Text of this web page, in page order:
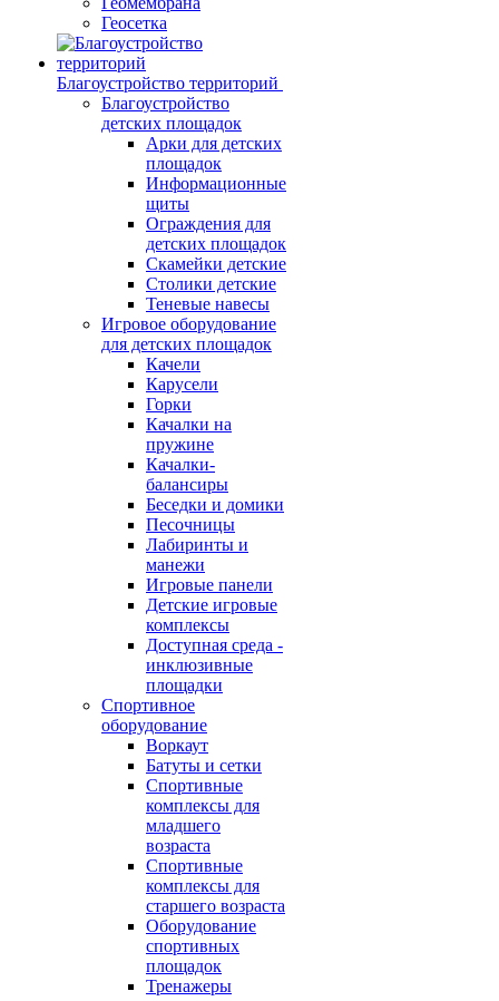
Геосетка
Благоустройство территорий
Благоустройство
детских площадок
Арки для детских
площадок
Информационные
щиты
Ограждения для
детских площадок
Скамейки детские
Столики детские
Теневые навесы
Игровое оборудование
для детских площадок
Качели
Карусели
Горки
Качалки на
пружине
Качалки-
балансиры
Беседки и домики
Песочницы
Лабиринты и
манежи
Игровые панели
Детские игровые
комплексы
Доступная среда -
инклюзивные
площадки
Спортивное
оборудование
Воркаут
Батуты и сетки
Спортивные
комплексы для
младшего
возраста
Спортивные
комплексы для
старшего возраста
Оборудование
спортивных
площадок
Тренажеры